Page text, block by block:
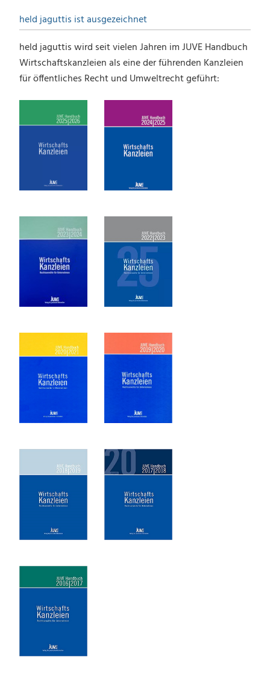
held jaguttis ist ausgezeichnet
held jaguttis wird seit vielen Jahren im JUVE Handbuch
Wirtschaftskanzleien als eine der führenden Kanzleien
für öffentliches Recht und Umweltrecht geführt: